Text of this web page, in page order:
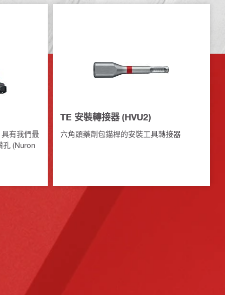
有我們最
孔 (Nuron
TE 安裝轉接器 (HVU2)
六角頭藥劑包錨桿的安裝工具轉接器